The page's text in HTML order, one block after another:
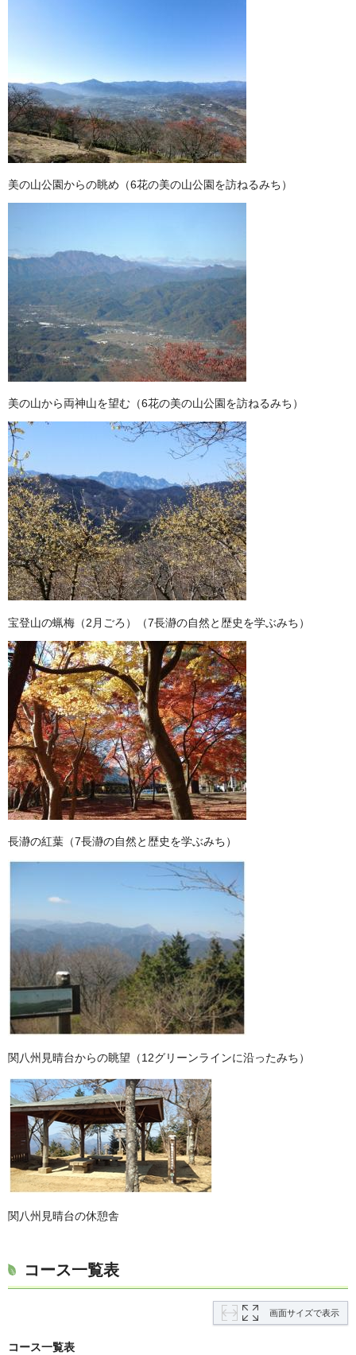
美の山公園からの眺め（6花の美の山公園を訪ねるみち）
美の山から両神山を望む（6花の美の山公園を訪ねるみち）
宝登山の蝋梅（2月ごろ）（7長瀞の自然と歴史を学ぶみち）
長瀞の紅葉（7長瀞の自然と歴史を学ぶみち）
関八州見晴台からの眺望（12グリーンラインに沿ったみち）
関八州見晴台の休憩舎
コース一覧表
画面サイズで表示
コース一覧表